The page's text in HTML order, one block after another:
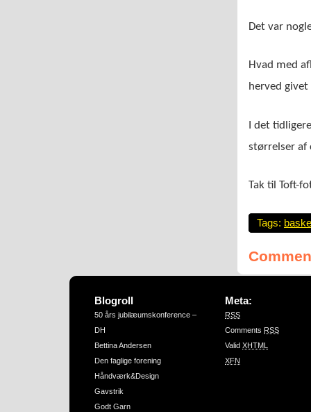
Det var
Hvad med
herved givet
I det
størrelser af
Tak til Toft-
Tags:
Blogroll
50 års jubilæumskonference –
DH
Bettina Andersen
Den faglige forening
Håndværk&Design
Gavstrik
Godt Garn
Meta:
RSS
Comments RSS
Valid XHTML
XFN